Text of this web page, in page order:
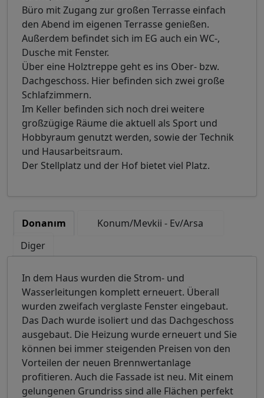
Büro mit Zugang zur großen Terrasse einfach
den Abend im eigenen Terrasse genießen.
Außerdem befindet sich im EG auch ein WC-,
Dusche mit Fenster.
Über eine Holztreppe geht es ins Ober- bzw.
Dachgeschoss. Hier befinden sich zwei große
Schlafzimmern.
Im Keller befinden sich noch drei weitere
großzügige Räume die aktuell als Sport und
Hobbyraum genutzt werden, sowie der Technik
und Hausarbeitsraum.
Der Stellplatz und der Hof bietet viel Platz.
Donanım
Konum/Mevkii - Ev/Arsa
Diger
In dem Haus wurden die Strom- und
Wasserleitungen komplett erneuert. Überall
wurden zweifach verglaste Fenster eingebaut.
Das Dach wurde isoliert und das Dachgeschoss
ausgebaut. Die Heizung wurde erneuert und Sie
können bei immer steigenden Preisen von den
Vorteilen der neuen Brennwertanlage
profitieren. Auch die Fassade ist neu. Mit einem
gelungenen Grundriss sind alle Flächen perfekt